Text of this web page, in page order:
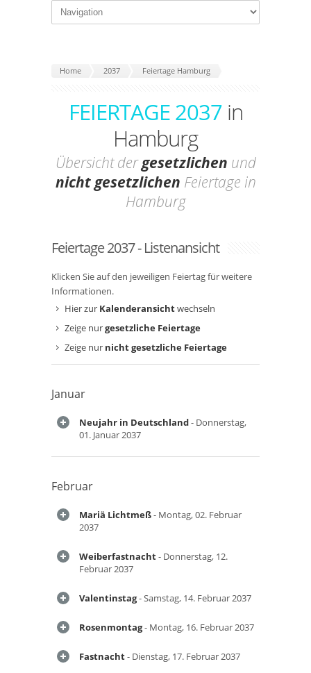
Home 2037 Feiertage Hamburg
FEIERTAGE 2037in
Hamburg
Übersicht dergesetzlichen und
nicht gesetzlichen Feiertage in
Hamburg
Feiertage 2037 - Listenansicht
Klicken Sie auf den jeweiligen Feiertag für weitere
Informationen.
Hier zur Kalenderansichtwechseln
Zeige nurgesetzliche Feiertage
Zeige nur nicht gesetzliche Feiertage
Januar
Neujahr in Deutschland- Donnerstag,
01. Januar 2037
Februar
Mariä Lichtmeß- Montag, 02. Februar
2037
Weiberfastnacht- Donnerstag, 12.
Februar 2037
Valentinstag- Samstag, 14. Februar 2037
Rosenmontag- Montag, 16. Februar 2037
Fastnacht- Dienstag, 17. Februar 2037